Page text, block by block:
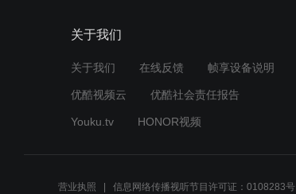
关于我们
关于我们 在线反馈 帧享设备说明
优酷视频云 优酷社会责任报告
Youku.tv HONOR视频
营业执照 信息网络传播视听节目许可证：0108283号